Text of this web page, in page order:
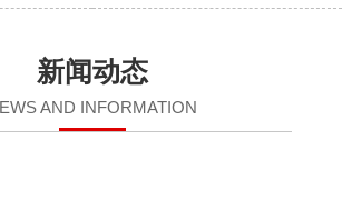
新闻动态
AND INFORMATION